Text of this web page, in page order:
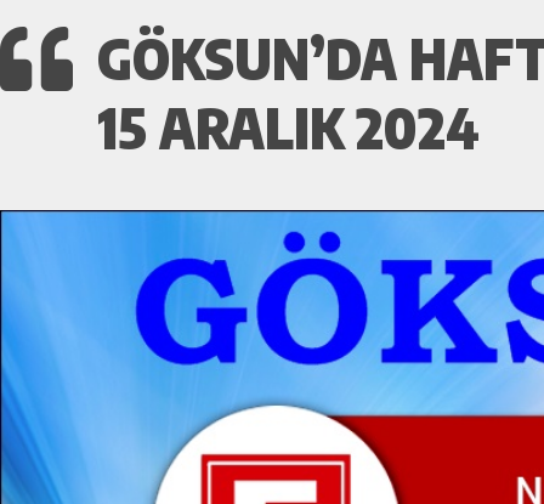
GÖKSUN’DA
15 ARALIK 2024